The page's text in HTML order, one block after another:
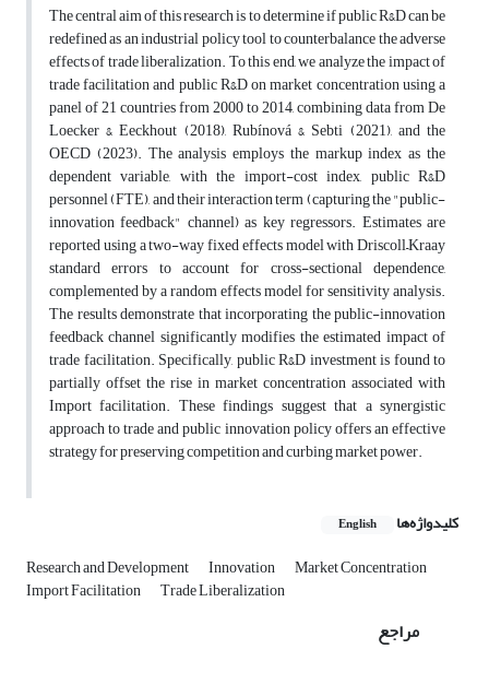
The central aim of this research is to determine if public R&D can be
redefined as an industrial policy tool to counterbalance the adverse
effects of trade liberalization. To this end, we analyze the impact of
trade facilitation and public R&D on market concentration using a
panel of 21 countries from 2000 to 2014, combining data from De
Loecker & Eeckhout (2018), Rubínová & Sebti (2021), and the
OECD (2023). The analysis employs the markup index as the
dependent variable, with the import-cost index, public R&D
personnel (FTE), and their interaction term (capturing the "public-
innovation feedback" channel) as key regressors. Estimates are
reported using a two-way fixed effects model with Driscoll–Kraay
standard errors to account for cross-sectional dependence,
complemented by a random effects model for sensitivity analysis.
The results demonstrate that incorporating the public-innovation
feedback channel significantly modifies the estimated impact of
trade facilitation. Specifically, public R&D investment is found to
partially offset the rise in market concentration associated with
Import facilitation. These findings suggest that a synergistic
approach to trade and public innovation policy offers an effective
strategy for preserving competition and curbing market power.
کلیدواژه‌ها English
Research and Development Innovation Market Concentration
Import Facilitation Trade Liberalization
مراجع